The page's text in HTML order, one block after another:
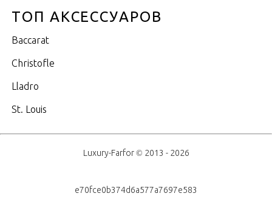
ТОП АКСЕССУАРОВ
Baccarat
Christofle
Lladro
St. Louis
Luxury-Farfor © 2013 - 2026
e70fce0b374d6a577a7697e583